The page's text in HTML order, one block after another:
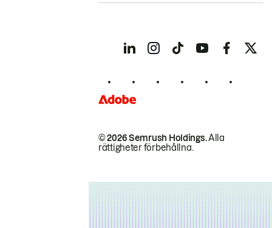
© 2026 Semrush Holdings.Alla
rättigheter förbehållna.